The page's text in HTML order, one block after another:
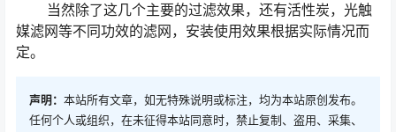
当然除了这几个主要的过滤效果，还有活性炭，光触
媒滤网等不同功效的滤网，安装使用效果根据实际情况而
定。
声明： 本站所有文章，如无特殊说明或标注，均为本站原创发布。
任何个人或组织，在未征得本站同意时，禁止复制、盗用、采集、